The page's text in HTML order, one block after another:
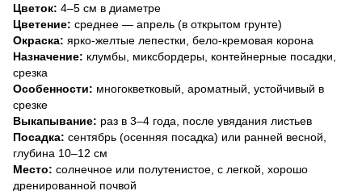
Цветок: 4–5 см в диаметре
Цветение: среднее — апрель (в открытом грунте)
Окраска: ярко-желтые лепестки, бело-кремовая корона
Назначение: клумбы, миксбордеры, контейнерные посадки,
срезка
Особенности: многокветковый, ароматный, устойчивый в
срезке
Выкапывание: раз в 3–4 года, после увядания листьев
Посадка: сентябрь (осенняя посадка) или ранней весной,
глубина 10–12 см
Место: солнечное или полутенистое, с легкой, хорошо
дренированной почвой